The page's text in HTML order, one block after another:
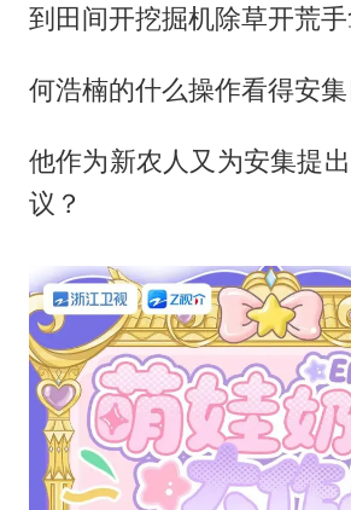
到田间开挖掘机除草开荒
何浩楠的什么操作看得安集
他作为新农人又为安集提
议？